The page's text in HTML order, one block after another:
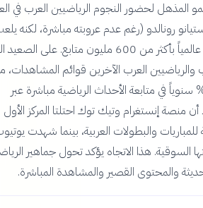
لحضور النجوم الرياضيين العرب في العالم
(رغم عدم عروبته مباشرة، لكنه يلعب في
السعودية) المرتبة الأولى عالمياً بأكثر من 600 مليون متابع. على الصعيد العربي
العرب الآخرين قوائم المشاهدات، مع
45% سنوياً في متابعة الأحداث الرياضية مباشرة عبر
وتيك توك احتلتا المركز الأول في
والبطولات العربية، بينما شهدت يوتيوب
هذا الاتجاه يؤكد تحول جماهير الرياضة
القصير والمشاهدة المباشرة.